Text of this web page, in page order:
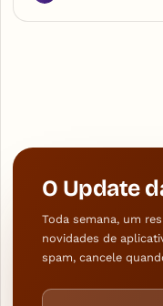
O Update
Toda semana, um
novidades de
spam, cancele
Endereço de e-mail